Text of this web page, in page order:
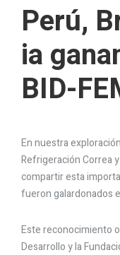
Perú,
ia
BID-
En nuestra
Refrigeración Correa
compartir esta
fueron galardonados
Este reconocimiento
Desarrollo y la